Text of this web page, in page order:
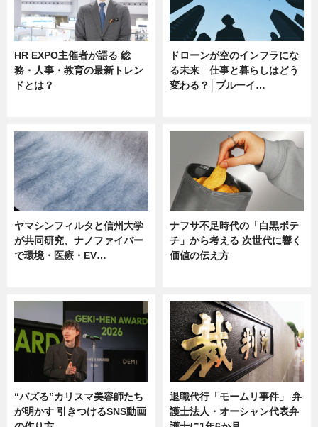
HR EXPO主催者が語る 総
務・人事・教育の最新トレン
ドとは？
ドローンが空のインフラにな
る未来 仕事と暮らしはどう
変わる？│ブルーイ…
ヤマシンフィルタと信州大学
が共同研究、ナノファイバー
で環境・医療・EV…
ナフサ不足時代の「白黒ポテ
チ」から考える 次世代に響く
価値の伝え方
“バズる”カリスマ美容師たち
が明かす 引きつけるSNS動画
退職代行「モームリ事件」 弁
護士法人・オーシャン代表弁